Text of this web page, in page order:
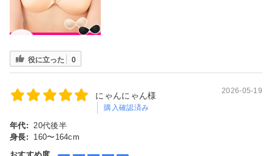
役に立った 0
にゃんにゃん様
購入確認済み
2026-05-19
年代:
20代後半
身長:
160〜164cm